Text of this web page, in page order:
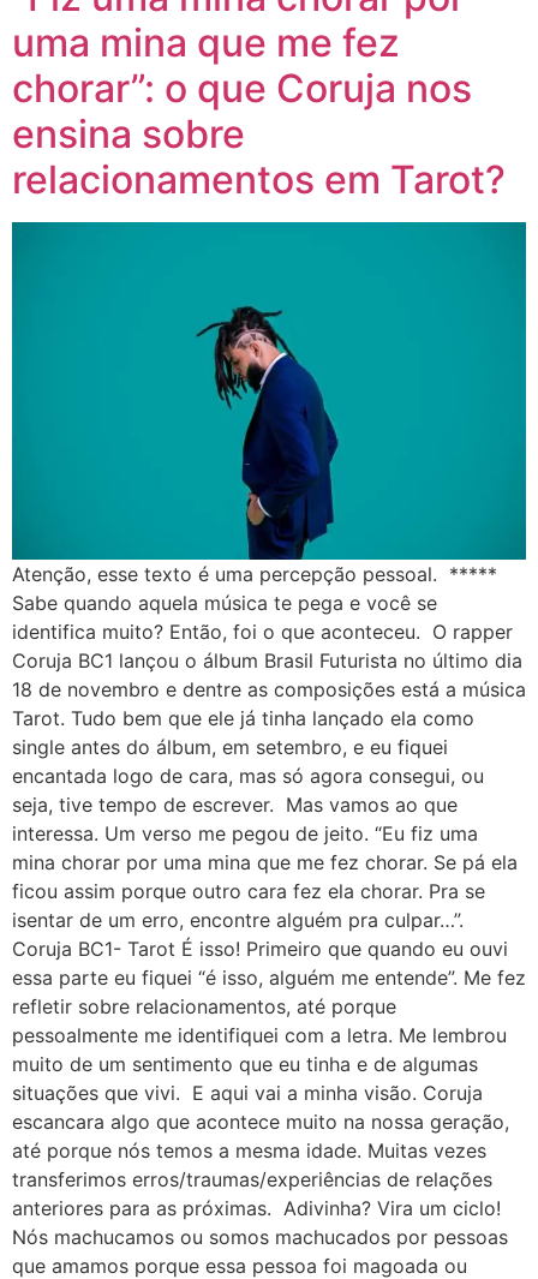
uma mina que me fez
chorar”: o que Coruja nos
ensina sobre
relacionamentos em Tarot?
Atenção, esse texto é uma percepção pessoal. *****
Sabe quando aquela música te pega e você se
identifica muito? Então, foi o que aconteceu. O rapper
Coruja BC1 lançou o álbum Brasil Futurista no último dia
18 de novembro e dentre as composições está a música
Tarot. Tudo bem que ele já tinha lançado ela como
single antes do álbum, em setembro, e eu fiquei
encantada logo de cara, mas só agora consegui, ou
seja, tive tempo de escrever. Mas vamos ao que
interessa. Um verso me pegou de jeito. “Eu fiz uma
mina chorar por uma mina que me fez chorar. Se pá ela
ficou assim porque outro cara fez ela chorar. Pra se
isentar de um erro, encontre alguém pra culpar…”.
Coruja BC1- Tarot É isso! Primeiro que quando eu ouvi
essa parte eu fiquei “é isso, alguém me entende”. Me fez
refletir sobre relacionamentos, até porque
pessoalmente me identifiquei com a letra. Me lembrou
muito de um sentimento que eu tinha e de algumas
situações que vivi. E aqui vai a minha visão. Coruja
escancara algo que acontece muito na nossa geração,
até porque nós temos a mesma idade. Muitas vezes
transferimos erros/traumas/experiências de relações
anteriores para as próximas. Adivinha? Vira um ciclo!
Nós machucamos ou somos machucados por pessoas
que amamos porque essa pessoa foi magoada ou